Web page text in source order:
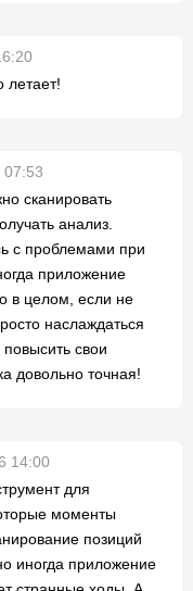
07:53
сканировать
анализ.
с проблемами при
приложение
в целом, если не
наслаждаться
свои
довольно точная!
14:00
для
моменты
позиций
иногда приложение